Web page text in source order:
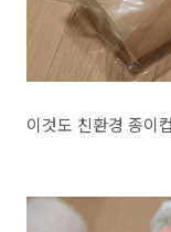
이것도 친환경 종이